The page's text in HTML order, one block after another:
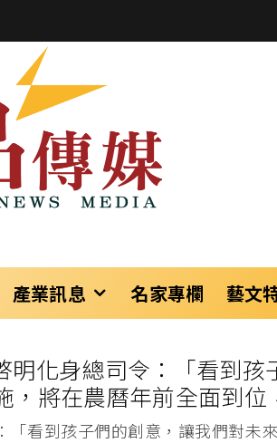
產業訊息 名家專欄 藝文
化身總司令：「看到
將在農曆年前全面到位
看到孩子們的創意，讓我們對未